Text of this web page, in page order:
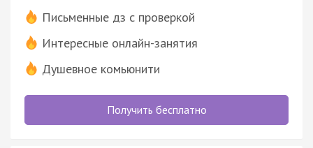
Письменные дз с проверкой
Интересные онлайн-занятия
Душевное комьюнити
Получить бесплатно